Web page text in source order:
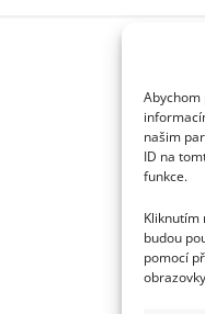
Abychom
našim
ID na
funkce.
Kliknutím
budou
pomocí